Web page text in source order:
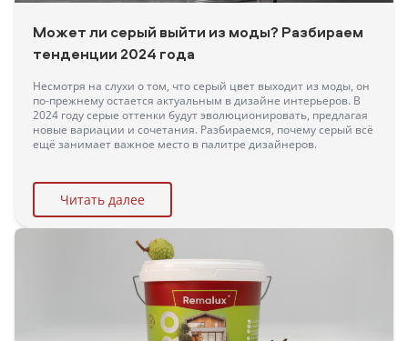
Может ли серый выйти из моды? Разбираем
тенденции 2024 года
Несмотря на слухи о том, что серый цвет выходит из моды, он
по-прежнему остается актуальным в дизайне интерьеров. В
2024 году серые оттенки будут эволюционировать, предлагая
новые вариации и сочетания. Разбираемся, почему серый всё
ещё занимает важное место в палитре дизайнеров.
Читать далее